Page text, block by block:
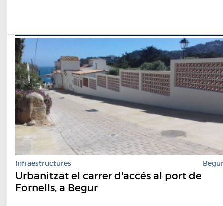
Infraestructures Begur
Urbanitzat el carrer d'accés al port de
Fornells, a Begur